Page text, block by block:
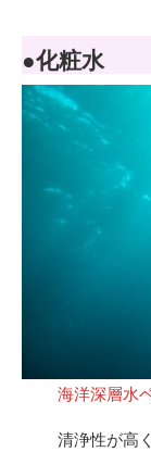
●化粧水
海洋深層水
清浄性が高